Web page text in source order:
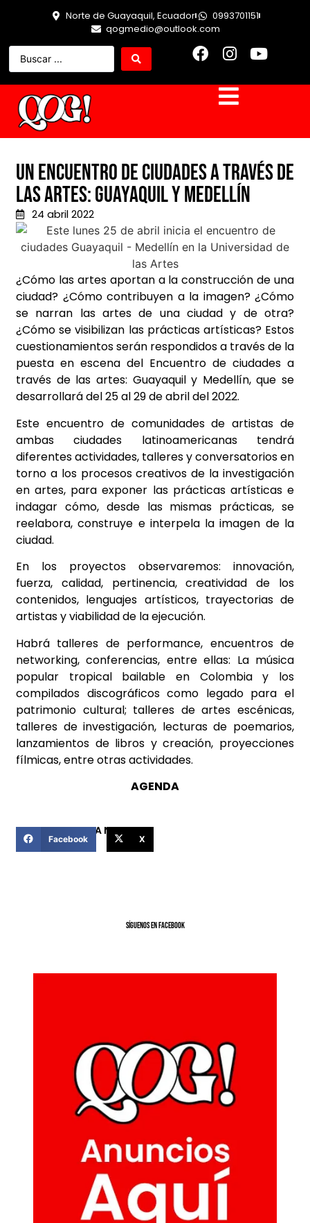
Norte de Guayaquil, Ecuador
0993701151
qogmedio@outlook.com
Un encuentro de ciudades a través de
las artes: Guayaquil y Medellín
24 abril 2022
¿Cómo las artes aportan a la construcción de una
ciudad? ¿Cómo contribuyen a la imagen? ¿Cómo
se narran las artes de una ciudad y de otra?
¿Cómo se visibilizan las prácticas artísticas? Estos
cuestionamientos serán respondidos a través de la
puesta en escena del Encuentro de ciudades a
través de las artes: Guayaquil y Medellín, que se
desarrollará del 25 al 29 de abril del 2022.
Este encuentro de comunidades de artistas de
ambas ciudades latinoamericanas tendrá
diferentes actividades, talleres y conversatorios en
torno a los procesos creativos de la investigación
en artes, para exponer las prácticas artísticas e
indagar cómo, desde las mismas prácticas, se
reelabora, construye e interpela la imagen de la
ciudad.
En los proyectos observaremos: innovación,
fuerza, calidad, pertinencia, creatividad de los
contenidos, lenguajes artísticos, trayectorias de
artistas y viabilidad de la ejecución.
Habrá talleres de performance, encuentros de
networking, conferencias, entre ellas: La música
popular tropical bailable en Colombia y los
compilados discográficos como legado para el
patrimonio cultural; talleres de artes escénicas,
talleres de investigación, lecturas de poemarios,
lanzamientos de libros y creación, proyecciones
fílmicas, entre otras actividades.
AGENDA
COMPARTIR ESTA NOTICIA
Facebook X
SíGUENOS EN FACEBOOK